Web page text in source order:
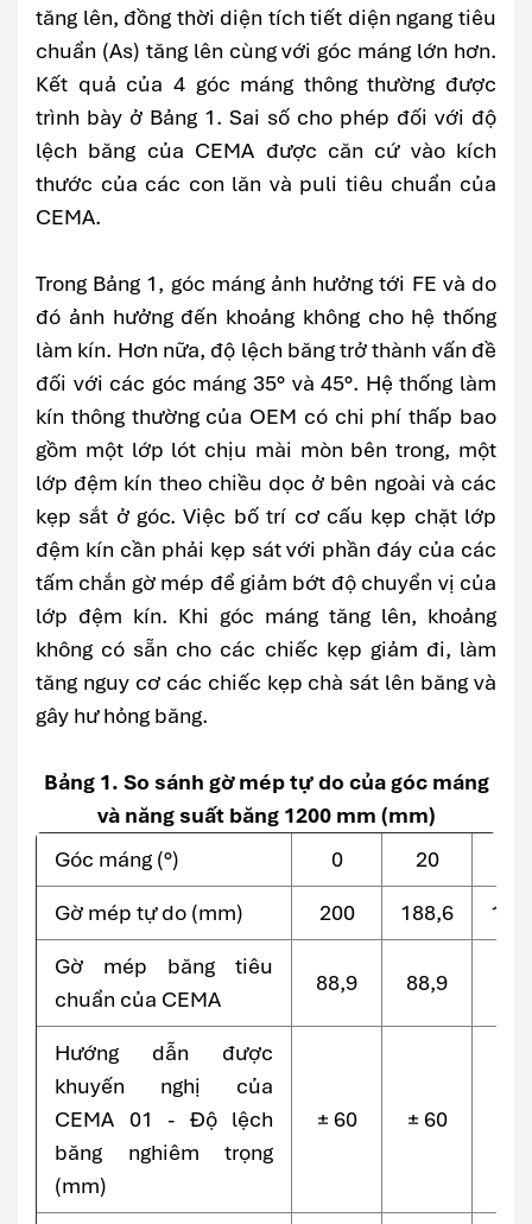
tăng lên, đồng thời diện tích tiết diện ngang tiêu
chuẩn (As) tăng lên cùng với góc máng lớn hơn.
Kết quả của 4 góc máng thông thường được
trình bày ở Bảng 1. Sai số cho phép đối với độ
lệch băng của CEMA được căn cứ vào kích
thước của các con lăn và puli tiêu chuẩn của
CEMA.
Trong Bảng 1, góc máng ảnh hưởng tới FE và do
đó ảnh hưởng đến khoảng không cho hệ thống
làm kín. Hơn nữa, độ lệch băng trở thành vấn đề
đối với các góc máng 35° và 45°. Hệ thống làm
kín thông thường của OEM có chi phí thấp bao
gồm một lớp lót chịu mài mòn bên trong, một
lớp đệm kín theo chiều dọc ở bên ngoài và các
kẹp sắt ở góc. Việc bố trí cơ cấu kẹp chặt lớp
đệm kín cần phải kẹp sát với phần đáy của các
tấm chắn gờ mép để giảm bớt độ chuyển vị của
lớp đệm kín. Khi góc máng tăng lên, khoảng
không có sẵn cho các chiếc kẹp giảm đi, làm
tăng nguy cơ các chiếc kẹp chà sát lên băng và
gây hư hỏng băng.
Bảng 1. So sánh gờ mép tự do của góc máng
và năng suất băng 1200 mm (mm)
Góc máng (°)
0 20
Gờ mép tự do (mm)
200 188,6
Gờ mép băng tiêu
chuẩn của CEMA
88,9 88,9
Hướng dẫn được
khuyến nghị của
CEMA 01 - Độ lệch
băng nghiêm trọng
(mm)
± 60 ± 60